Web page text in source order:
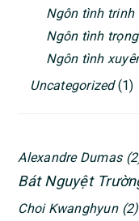
Ngôn tình trinh
Ngôn tình
Ngôn tình
Uncategorized(1)
Alexandre Dumas
Bát Nguyệt
Choi Kwanghyun (2)